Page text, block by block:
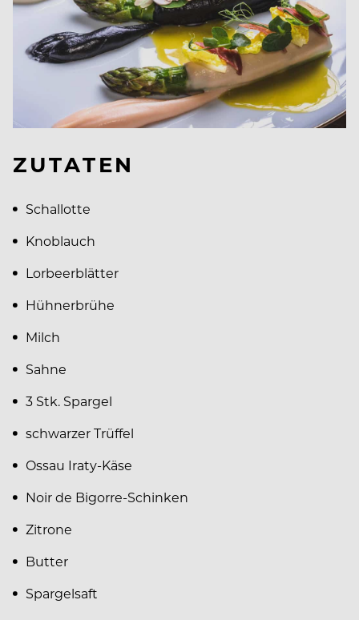
ZUTATEN
Schallotte
Knoblauch
Lorbeerblätter
Hühnerbrühe
Milch
Sahne
3 Stk. Spargel
schwarzer Trüffel
Ossau Iraty-Käse
Noir de Bigorre-Schinken
Zitrone
Butter
Spargelsaft